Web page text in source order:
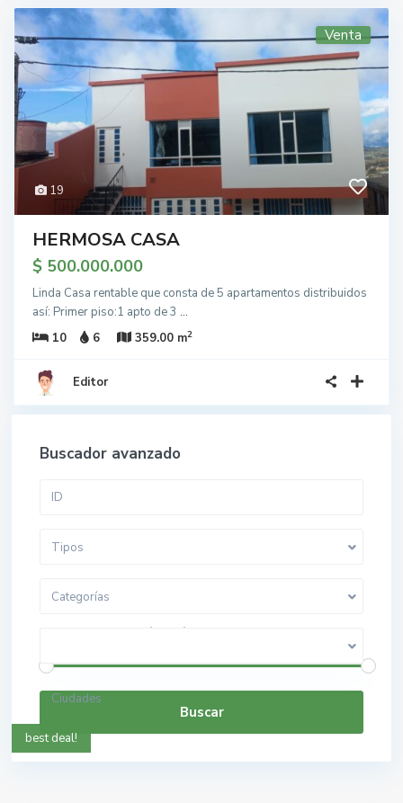
19
Venta
HERMOSA CASA
$ 500.000.000
Linda Casa rentable que consta de 5 apartamentos distribuidos
así: Primer piso:1 apto de 3 ...
10
6 359.00 m2
Editor
Buscador avanzado
Tipos
Categorías
Rango de precios: $ 0 a $ 5.000.000.000
Ciudades
Buscar
best deal!